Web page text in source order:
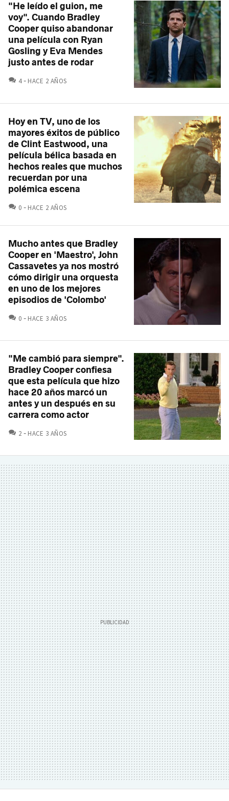
"He leído el guion, me
voy". Cuando Bradley
Cooper quiso abandonar
una película con Ryan
Gosling y Eva Mendes
justo antes de rodar
4 COMENTARIOS
HACE 2 AÑOS
Hoy en TV, uno de los
mayores éxitos de público
de Clint Eastwood, una
película bélica basada en
hechos reales que muchos
recuerdan por una
polémica escena
0 COMENTARIOS
HACE 2 AÑOS
Mucho antes que Bradley
Cooper en 'Maestro', John
Cassavetes ya nos mostró
cómo dirigir una orquesta
en uno de los mejores
episodios de 'Colombo'
0 COMENTARIOS
HACE 3 AÑOS
"Me cambió para siempre".
Bradley Cooper confiesa
que esta película que hizo
hace 20 años marcó un
antes y un después en su
carrera como actor
2 COMENTARIOS
HACE 3 AÑOS